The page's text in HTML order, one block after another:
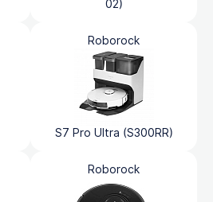
02)
Roborock
S7 Pro Ultra (S300RR)
Roborock